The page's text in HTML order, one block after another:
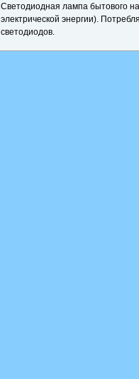
Светодиодная лампа бытового
электрической энергии).
светодиодов.